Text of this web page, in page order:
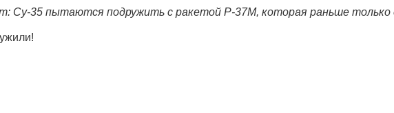
Су-35 пытаются подружить с ракетой Р-37М, которая раньше только